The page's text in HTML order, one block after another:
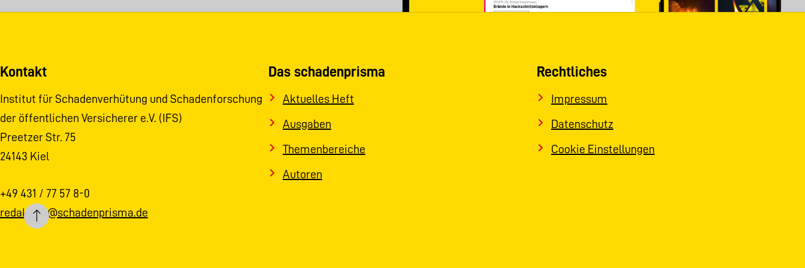
Kontakt
Institut für Schadenverhütung und Schadenforschung
der öffentlichen Versicherer e.V. (IFS)
Preetzer Str. 75
24143 Kiel
+49 431 / 77 57 8-0
redaktion@schadenprisma.de
Das schadenprisma
Aktuelles Heft
Ausgaben
Themenbereiche
Autoren
Rechtliches
Impressum
Datenschutz
Cookie Einstellungen